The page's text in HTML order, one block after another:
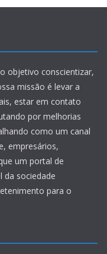
objetivo conscientizar,
missão é levar a
estar em contato
por melhorias
como um canal
empresários,
um portal de
da sociedade
para o